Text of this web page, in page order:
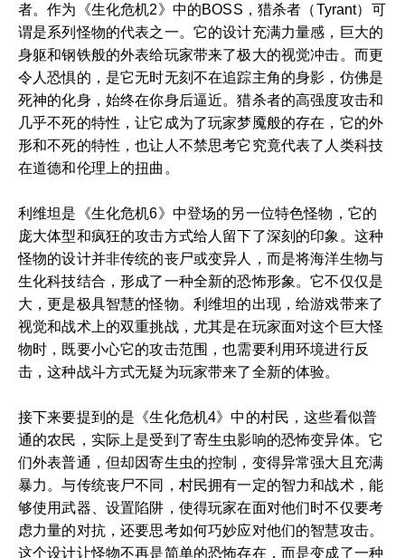
者。作为《生化危机2》中的BOSS，猎杀者（Tyrant）可
谓是系列怪物的代表之一。它的设计充满力量感，巨大的
身躯和钢铁般的外表给玩家带来了极大的视觉冲击。而更
令人恐惧的，是它无时无刻不在追踪主角的身影，仿佛是
死神的化身，始终在你身后逼近。猎杀者的高强度攻击和
几乎不死的特性，让它成为了玩家梦魇般的存在，它的外
形和不死的特性，也让人不禁思考它究竟代表了人类科技
在道德和伦理上的扭曲。
利维坦是《生化危机6》中登场的另一位特色怪物，它的
庞大体型和疯狂的攻击方式给人留下了深刻的印象。这种
怪物的设计并非传统的丧尸或变异人，而是将海洋生物与
生化科技结合，形成了一种全新的恐怖形象。它不仅仅是
大，更是极具智慧的怪物。利维坦的出现，给游戏带来了
视觉和战术上的双重挑战，尤其是在玩家面对这个巨大怪
物时，既要小心它的攻击范围，也需要利用环境进行反
击，这种战斗方式无疑为玩家带来了全新的体验。
接下来要提到的是《生化危机4》中的村民，这些看似普
通的农民，实际上是受到了寄生虫影响的恐怖变异体。它
们外表普通，但却因寄生虫的控制，变得异常强大且充满
暴力。与传统丧尸不同，村民拥有一定的智力和战术，能
够使用武器、设置陷阱，使得玩家在面对他们时不仅要考
虑力量的对抗，还要思考如何巧妙应对他们的智慧攻击。
这个设计让怪物不再是简单的恐怖存在，而是变成了一种